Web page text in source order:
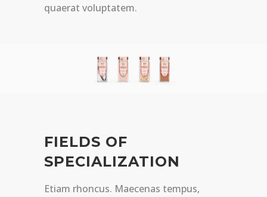
quaerat voluptatem.
FIELDS OF
SPECIALIZATION
Etiam rhoncus. Maecenas tempus,